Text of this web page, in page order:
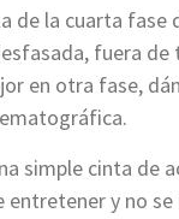
de la cuarta fase
fuera
en otra fase,
simple cinta de
y no